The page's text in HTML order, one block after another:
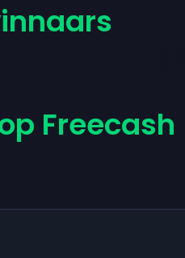
Freecash